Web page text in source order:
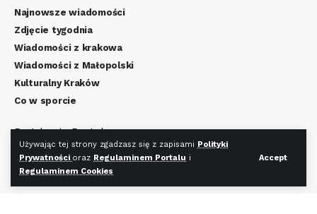
Używając tej strony zgadzasz się z zapisami Polityki
Prywatności oraz Regulaminem Portalu i
Regulaminem Cookies
Accept
Najnowsze wiadomości
Zdjęcie tygodnia
Wiadomości z krakowa
Wiadomości z Małopolski
Kulturalny Kraków
Co w sporcie
Regulamin Portalu
Polityka Prywatności
Regulamin Cookies